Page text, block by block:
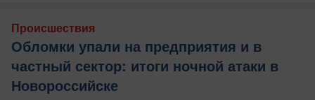
Происшествия
Обломки упали на предприятия и в
частный сектор: итоги ночной атаки в
Новороссийске